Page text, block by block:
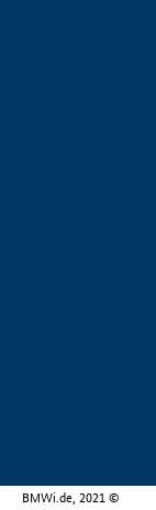
BMWi.de, 2021 ©